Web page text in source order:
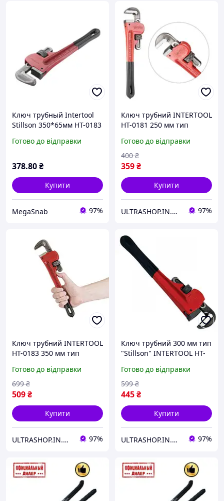
Ключ трубный Intertool
Stillson 350*65мм HT-0183
Готово до відправки
378.80₴
Купити
MegaSnab 97%
Ключ трубний INTERTOOL
HT-0181 250 мм тип
Готово до відправки
359₴
400 ₴
Купити
ULTRASHOP.IN.UA 🛒 Інтернет-магазин трендових гаджетів 97%
Ключ трубний INTERTOOL
HT-0183 350 мм тип
Готово до відправки
509₴
699 ₴
Купити
ULTRASHOP.IN.UA 🛒 Інтернет-магазин трендових гаджетів 97%
Ключ трубний 300 мм тип
"Stillson" INTERTOOL HT-
Готово до відправки
445₴
599 ₴
Купити
ULTRASHOP.IN.UA 🛒 Інтернет-магазин трендових гаджетів 97%